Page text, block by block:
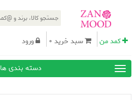
کمد من سبد خرید 0 ورود
دسته بندی ها